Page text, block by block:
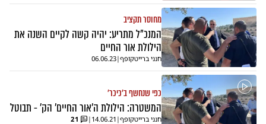
מחוסר תקציב
המנכ"ל מתריע: יהיה קשה לקיים השנה את
הילולת אור החיים
חנני ברייטקופף|
06.06.23
כפי שנחשף ב'כיכר'
המשטרה: הילולת ה'אור החיים' הק' - תבוטל
חנני ברייטקופף|
14.06.21
|
21